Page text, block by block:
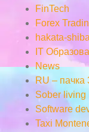
FinTech
Forex
hakata-
IT
News
RU – пачка
Sober living
Software
Taxi